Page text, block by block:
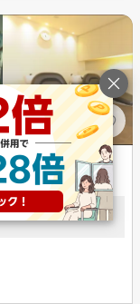
いた空間でお客様に寄り